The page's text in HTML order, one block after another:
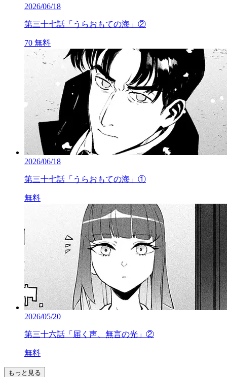
2026/06/18
第三十七話「うらおもての海」②
70 無料
2026/06/18
第三十七話「うらおもての海」①
無料
2026/05/20
第三十六話「届く声、無言の光」②
無料
もっと見る